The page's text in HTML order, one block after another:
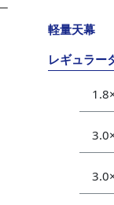
軽量天幕
レギュラー